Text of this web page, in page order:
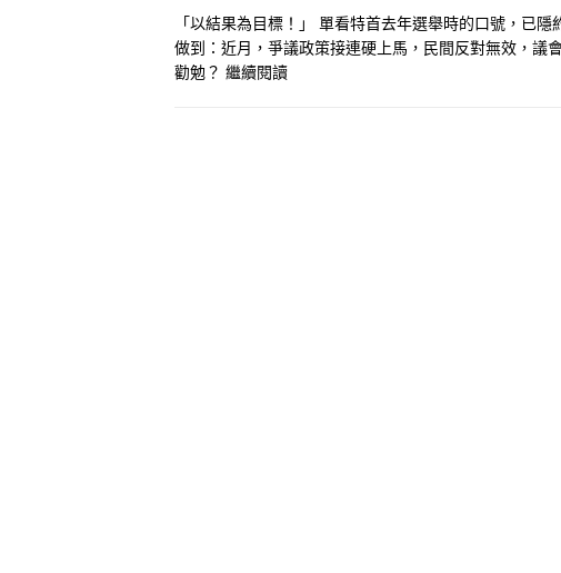
「以結果為目標！」 單看特首去年選舉時的口號，已
做到：近月，爭議政策接連硬上馬，民間反對無效，議
勸勉？ 繼續閱讀